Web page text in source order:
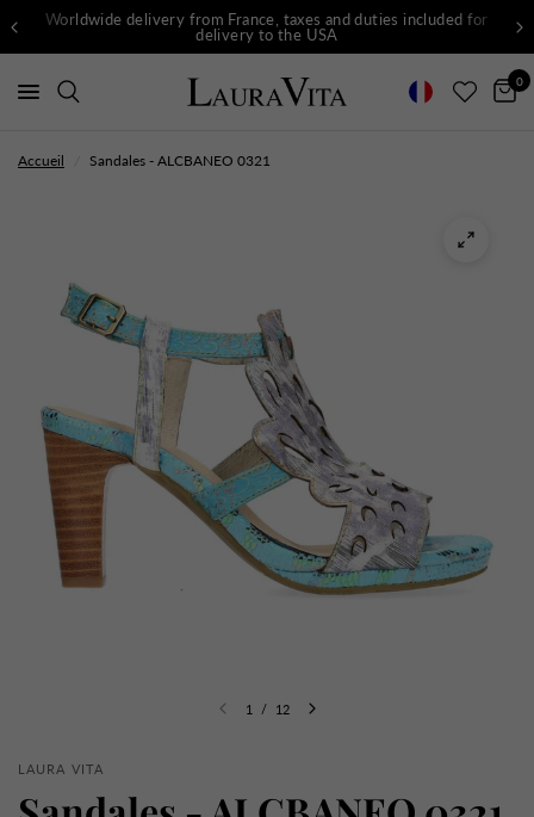
Worldwide delivery from France, taxes and duties included for
delivery to the USA
0
Accueil Sandales - ALCBANEO 0321
1 / 12
LAURA VITA